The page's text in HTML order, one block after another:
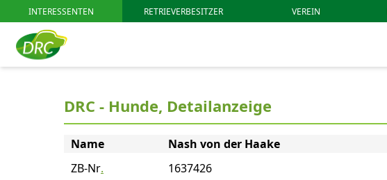
INTERESSENTEN RETRIEVERBESITZER VEREIN
DRC - Hunde, Detailanzeige
Name
Nash von der Haake
ZB-Nr. 1637426